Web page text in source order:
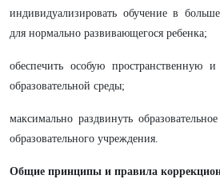
индивидуализировать обучение в
для нормально развивающегося ребенка;
обеспечить особую пространственную
образовательной среды;
максимально раздвинуть
образовательного учреждения.
Общие принципы и правила